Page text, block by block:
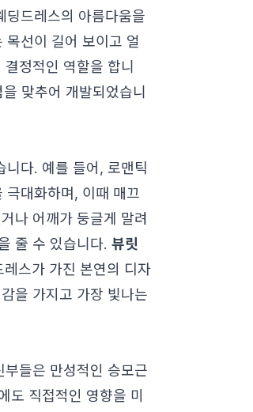
드레스의 아름다움을
선이 길어 보이고 얼
정적인 역할을 합니
맞추어 개발되었습니
니다. 예를 들어, 로맨틱
극대화하며, 이때 매끄
나 어깨가 둥글게 말려
줄 수 있습니다. 뷰릿
스가 가진 본연의 디자
을 가지고 가장 빛나는
들은 만성적인 승모근
도 직접적인 영향을 미